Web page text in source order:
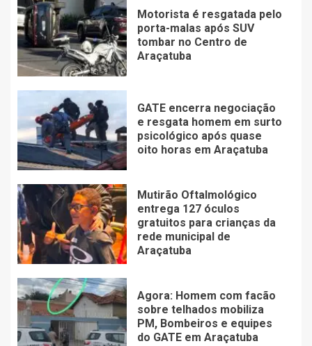
Motorista é resgatada pelo
porta-malas após SUV
tombar no Centro de
Araçatuba
GATE encerra negociação
e resgata homem em surto
psicológico após quase
oito horas em Araçatuba
Mutirão Oftalmológico
entrega 127 óculos
gratuitos para crianças da
rede municipal de
Araçatuba
Agora: Homem com facão
sobre telhados mobiliza
PM, Bombeiros e equipes
do GATE em Araçatuba